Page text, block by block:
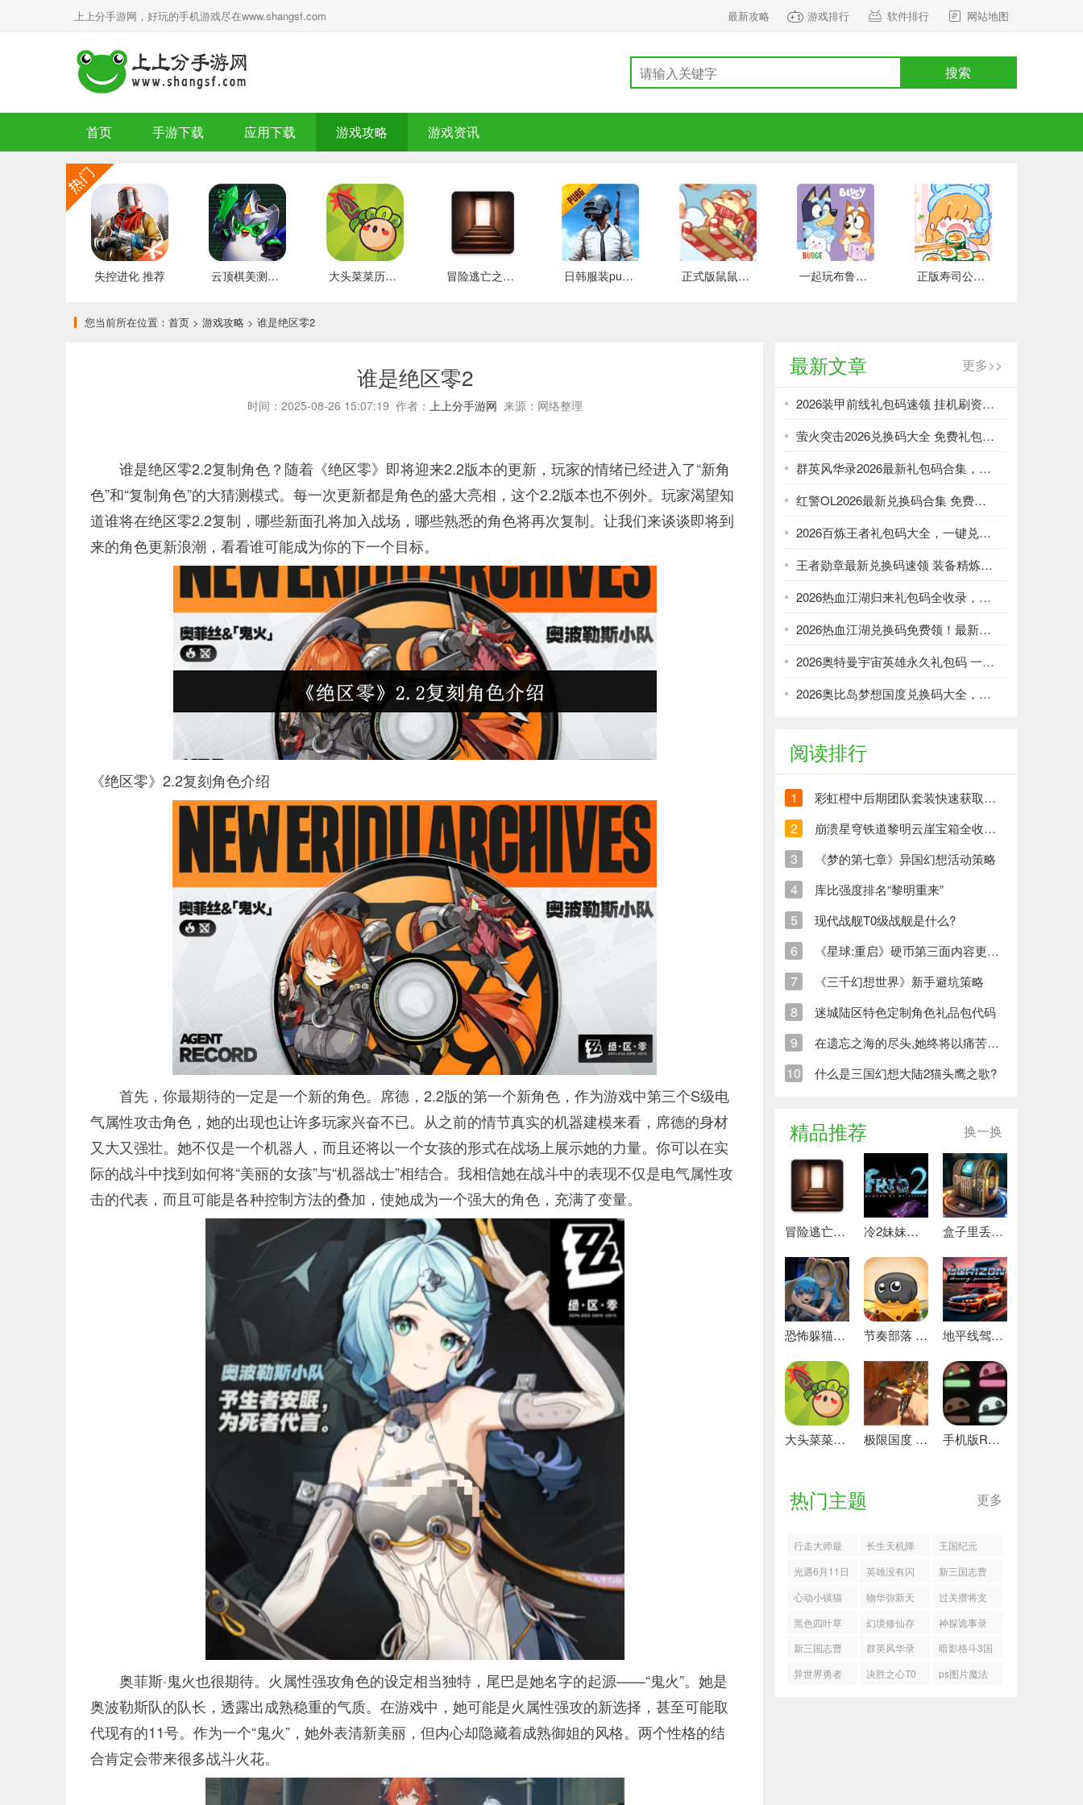
上上分手游网，好玩的手机游戏尽在www.shangsf.com 最新攻略 游戏排行 软件排行 网站地图
搜索
首页 手游下载 应用下载 游戏攻略 游戏资讯
失控进化 推荐 云顶棋美测服 最新版 大头菜菜历险记 好玩的 冒险逃亡之谜 推荐 日韩服装pubg 好玩的 正式版鼠鼠百货物语 安卓版 一起玩布鲁伊吧 手游下载 正版寿司公园 安卓版
您当前所在位置： 首页 > 游戏攻略 > 谁是绝区零2
谁是绝区零2
时间：2025-08-26 15:07:19 作者： 上上分手游网 来源：网络整理
谁是绝区零2.2复制角色？随着《绝区零》即将迎来2.2版本的更新，玩家的情绪已经进入了“新角
色”和“复制角色”的大猜测模式。每一次更新都是角色的盛大亮相，这个2.2版本也不例外。玩家渴望知
道谁将在绝区零2.2复制，哪些新面孔将加入战场，哪些熟悉的角色将再次复制。让我们来谈谈即将到
来的角色更新浪潮，看看谁可能成为你的下一个目标。
《绝区零》2.2复刻角色介绍
首先，你最期待的一定是一个新的角色。席德，2.2版的第一个新角色，作为游戏中第三个S级电
气属性攻击角色，她的出现也让许多玩家兴奋不已。从之前的情节真实的机器建模来看，席德的身材
又大又强壮。她不仅是一个机器人，而且还将以一个女孩的形式在战场上展示她的力量。你可以在实
际的战斗中找到如何将“美丽的女孩”与“机器战士”相结合。我相信她在战斗中的表现不仅是电气属性攻
击的代表，而且可能是各种控制方法的叠加，使她成为一个强大的角色，充满了变量。
奥菲斯·鬼火也很期待。火属性强攻角色的设定相当独特，尾巴是她名字的起源——“鬼火”。她是
奥波勒斯队的队长，透露出成熟稳重的气质。在游戏中，她可能是火属性强攻的新选择，甚至可能取
代现有的11号。作为一个“鬼火”，她外表清新美丽，但内心却隐藏着成熟御姐的风格。两个性格的结
合肯定会带来很多战斗火花。
最新文章 更多>>
2026装甲前线礼包码速领 挂机刷资源攻略
萤火突击2026兑换码大全 免费礼包一键领取
群英风华录2026最新礼包码合集，一键领取限时福利
红警OL2026最新兑换码合集 免费礼包一键领取
2026百炼王者礼包码大全，一键兑换加速武将养成
王者勋章最新兑换码速领 装备精炼资源轻松刷
2026热血江湖归来礼包码全收录，强化资源不愁！
2026热血江湖兑换码免费领！最新礼包大全速取
2026奥特曼宇宙英雄永久礼包码 一键领取光暗资源
2026奥比岛梦想国度兑换码大全，免费领服饰家具！
阅读排行
1 彩虹橙中后期团队套装快速获取方法
2 崩溃星穹铁道黎明云崖宝箱全收集策略与崩铁玩家分享
3 《梦的第七章》异国幻想活动策略
4 库比强度排名“黎明重来”
5 现代战舰T0级战舰是什么?
6 《星球:重启》硬币第三面内容更新清单
7 《三千幻想世界》新手避坑策略
8 迷城陆区特色定制角色礼品包代码
9 在遗忘之海的尽头,她终将以痛苦创造新的生命
10 什么是三国幻想大陆2猫头鹰之歌?
精品推荐 换一换
冒险逃亡之谜 推荐 冷2妹妹的记忆 热门下载 盒子里丢失的碎片 安卓下载
恐怖躲猫猫4 最新版 节奏部落 安卓版 地平线驾驶模拟器 最新版
大头菜菜历险记 好玩的 极限国度 最新版 手机版REPO 安卓版
热门主题 更多
行走大师最
新版
长生天机降
世木队怎么
打皓月魔君
王国纪元
光遇6月11日
季节蜡烛位
置一览
英雄没有闪
古神遗迹大
攻略
新三国志曹
操传四象朱
雀第六关怎
么过
心动小镇猫
猫图鉴
物华弥新天
球仪怎么养
成
过关攒将支
线低配特殊
武将打法
黑色四叶草
洛塔斯技能
优先级
幻境修仙存
档丢失原因
神探诡事录
尸鳖王通关
攻略
新三国志曹
操传小乔之
群英风华录
礼包码
暗影格斗3国
际服
异世界勇者
决胜之心T0
ps图片魔法